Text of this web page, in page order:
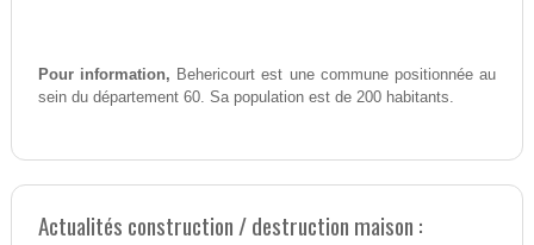
Pour information, Behericourt est une commune positionnée au
sein du département 60. Sa population est de 200 habitants.
Actualités construction / destruction maison :